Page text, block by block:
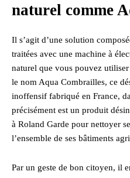
naturel comme
Il s’agit d’une solution
traitées avec une machine à
naturel que vous pouvez
le nom Aqua Combrailles, ce
inoffensif fabriqué en France,
précisément est un produit
à Roland Garde pour nettoyer
l’ensemble de ses bâtiments
Par un geste de bon citoyen, il